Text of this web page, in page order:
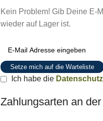
Kein Problem! Gib Deine E-
wieder auf Lager ist.
Setze mich auf die Warteliste
Ich habe die
Zahlungsarten an